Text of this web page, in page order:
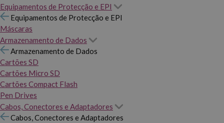
Equipamentos de Protecção e EPI
Equipamentos de Protecção e EPI
Máscaras
Armazenamento de Dados
Armazenamento de Dados
Cartões SD
Cartões Micro SD
Cartões Compact Flash
Pen Drives
Cabos, Conectores e Adaptadores
Cabos, Conectores e Adaptadores